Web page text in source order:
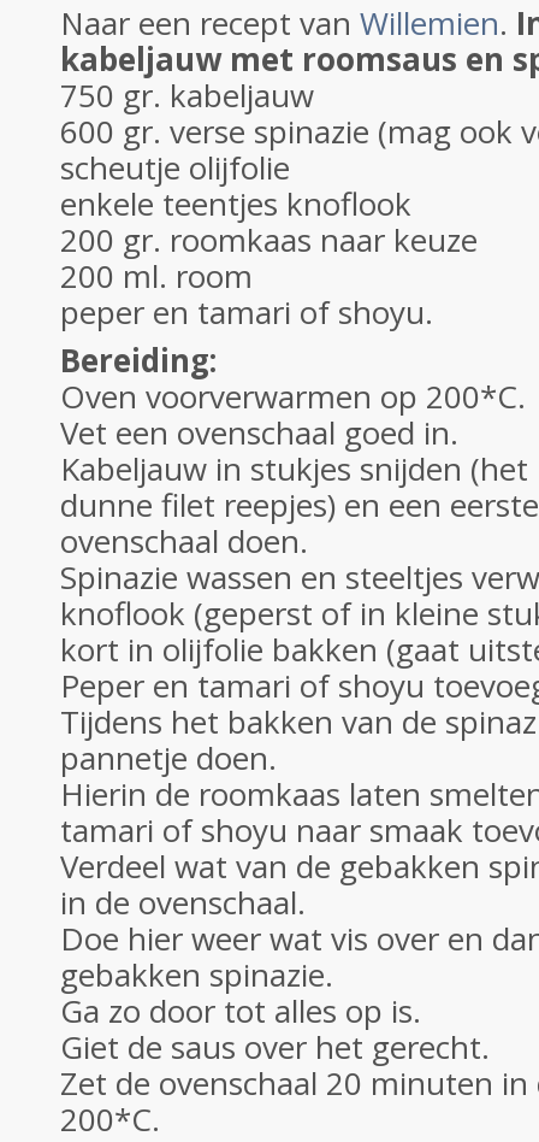
Naar een recept van Willemien.
kabeljauw met roomsaus en
750 gr. kabeljauw
600 gr. verse spinazie (mag ook
scheutje olijfolie
enkele teentjes knoflook
200 gr. roomkaas naar keuze
200 ml. room
peper en tamari of shoyu.
Bereiding:
Oven voorverwarmen op 200*C.
Vet een ovenschaal goed in.
Kabeljauw in stukjes snijden
dunne filet reepjes) en een
ovenschaal doen.
Spinazie wassen en steeltjes
knoflook (geperst of in kleine
kort in olijfolie bakken (gaat
Peper en tamari of shoyu
Tijdens het bakken van de
pannetje doen.
Hierin de roomkaas laten
tamari of shoyu naar smaak
Verdeel wat van de gebakken
in de ovenschaal.
Doe hier weer wat vis over en
gebakken spinazie.
Ga zo door tot alles op is.
Giet de saus over het gerecht.
Zet de ovenschaal 20 minuten in
200*C.